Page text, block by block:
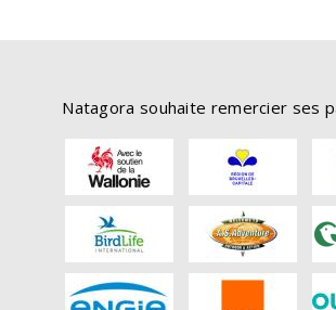
Natagora souhaite remercier ses